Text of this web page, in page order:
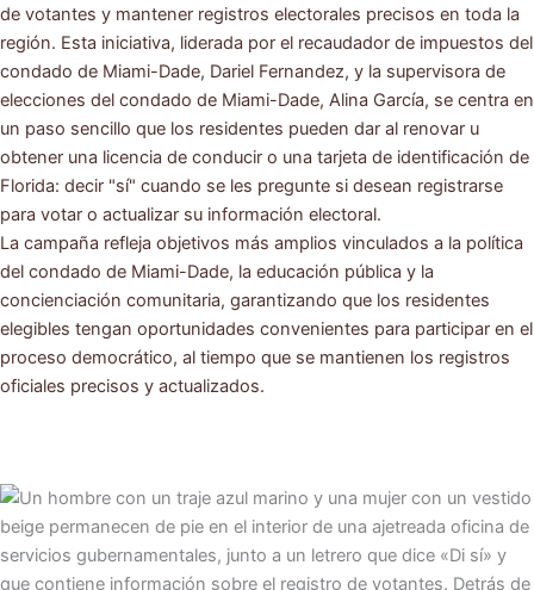
de votantes y mantener registros electorales precisos en toda la
región. Esta iniciativa, liderada por el recaudador de impuestos del
condado de Miami-Dade, Dariel Fernandez, y la supervisora de
elecciones del condado de Miami-Dade, Alina García, se centra en
un paso sencillo que los residentes pueden dar al renovar u
obtener una licencia de conducir o una tarjeta de identificación de
Florida: decir "sí" cuando se les pregunte si desean registrarse
para votar o actualizar su información electoral.
La campaña refleja objetivos más amplios vinculados a la política
del condado de Miami-Dade, la educación pública y la
concienciación comunitaria, garantizando que los residentes
elegibles tengan oportunidades convenientes para participar en el
proceso democrático, al tiempo que se mantienen los registros
oficiales precisos y actualizados.